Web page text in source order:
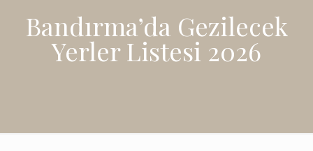
Bandırma’da Gezilecek
Yerler Listesi 2026